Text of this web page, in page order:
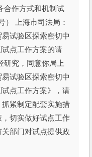
合作方式和机制试
） 上海市司法局：
试验区探索密切中
点工作方案的请
研究，同意你局上
试验区探索密切中
点工作方案》，请
紧制定配套实施措
切实做好试点工作
部门对试点提供政